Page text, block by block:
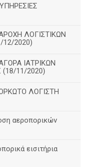
ΛΟΓΙΣΤΙΚΩΝ
2020)
ΙΑΤΡΙΚΩΝ
11/2020)
ΛΟΓΙΣΤΗ
αεροπορικών
εισιτήρια